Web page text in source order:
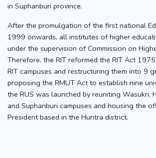
in Suphanburi province.
After the promulgation of the first national
1999 onwards, all institutes of higher
under the supervision of Commission on
Therefore, the RIT reformed the RIT Act
RIT campuses and restructuring them into 9
proposing the RMUT Act to establish nine
the RUS was launched by reuniting Wasukri,
and Suphanburi campuses and housing the
President based in the Huntra district.